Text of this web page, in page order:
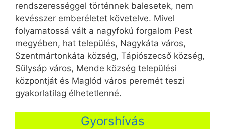
rendszerességgel történnek balesetek, nem
kevésszer emberéletet követelve. Mivel
folyamatossá vált a nagyfokú forgalom Pest
megyében, hat település, Nagykáta város,
Szentmártonkáta község, Tápiószecső község,
Sülysáp város, Mende község települési
központját és Maglód város peremét teszi
gyakorlatilag élhetetlenné.
Gyorshívás